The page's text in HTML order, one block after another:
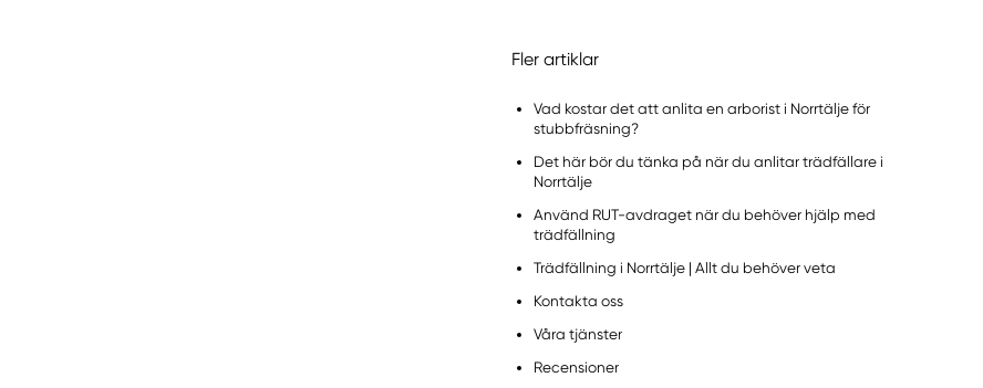
Fler artiklar
Vad kostar det att anlita en arborist i Norrtälje för
stubbfräsning?
Det här bör du tänka på när du anlitar trädfällare i
Norrtälje
Använd RUT-avdraget när du behöver hjälp med
trädfällning
Trädfällning i Norrtälje | Allt du behöver veta
Kontakta oss
Våra tjänster
Recensioner